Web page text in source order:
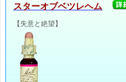
スターオブベツレヘム
【失意と絶望】